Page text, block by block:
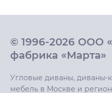
© 1996-2026 ООО
фабрика «Марта»
Угловые диваны, диваны-
мебель в Москве и